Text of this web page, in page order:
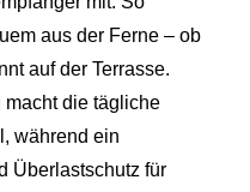
aus der Ferne – ob
auf der Terrasse.
die tägliche
während ein
Überlastschutz für